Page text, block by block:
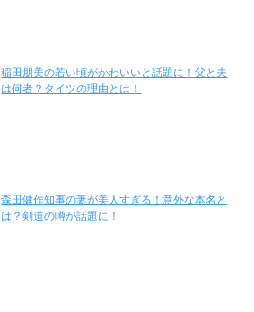
稲田朋美の若い頃がかわいいと話題に！父と夫
は何者？タイツの理由とは！
森田健作知事の妻が美人すぎる！意外な本名と
は？剣道の噂が話題に！